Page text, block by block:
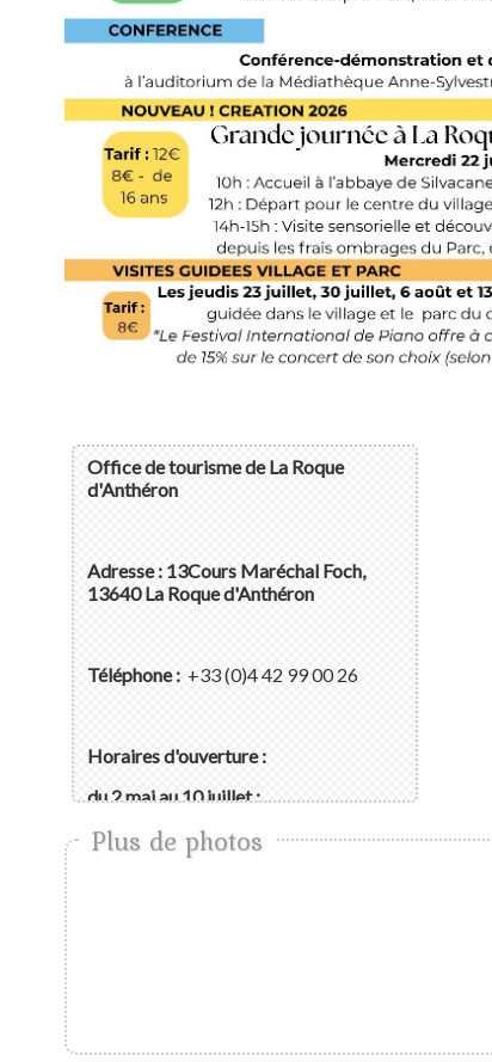
Office de tourisme de La Roque
d'Anthéron
Adresse : 13Cours Maréchal Foch,
13640 La Roque d'Anthéron
Téléphone : +33 (0)4 42 99 00 26
Horaires d'ouverture :
du 2 mai au 10 juillet :
les mardi et mercredi de 9h à 12h
du jeudi au samedi de 9h à 12h et de
Plus de photos